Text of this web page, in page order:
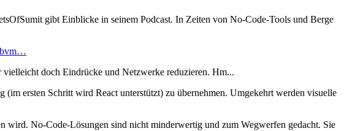
gibt Einblicke in seinem Podcast. In Zeiten von No-Code-Tools und Berge
bvm…
vielleicht doch Eindrücke und Netzwerke reduzieren. Hm...
ersten Schritt wird React unterstützt) zu übernehmen. Umgekehrt werden visuelle
wird. No-Code-Lösungen sind nicht minderwertig und zum Wegwerfen gedacht. Sie